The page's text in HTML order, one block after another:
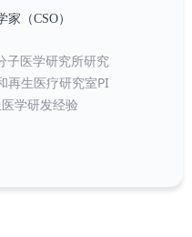
（CSO）
子医学研究所研究
再生医疗研究室PI
学研发经验